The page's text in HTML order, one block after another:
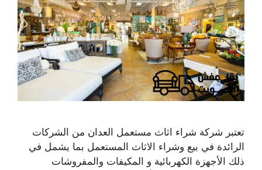
تعتبر شركة شراء اثاث مستعمل العدان من الشركات
الرائدة في بيع وشراء الاثاث المستعمل بما يشمل في
ذلك الأجهزة الكهربائية و المكيفات والمفروشات